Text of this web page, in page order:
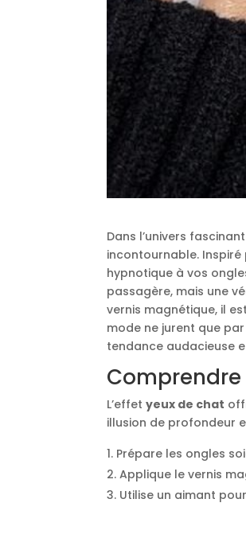
Dans l’univers
incontournable.
hypnotique à vos
passagère, mais une
vernis magnétique, il
mode ne jurent que
tendance audacieuse
Comprendre
L’effetyeux de chat
illusion de profondeur
Prépare les ongles
Applique le vernis
Utilise un aimant